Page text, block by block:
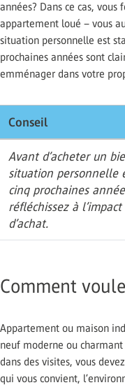
années? Dans ce cas,
appartement loué – vous
situation personnelle est
prochaines années sont
emménager dans votre
Conseil
Avant d’acheter un
situation personnelle
cinq prochaines
réfléchissez à
d’achat.
Comment
Appartement ou maison
neuf moderne ou
dans des visites, vous
qui vous convient,